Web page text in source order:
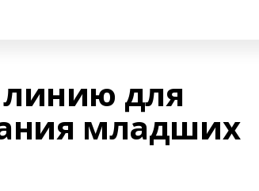
для
младших